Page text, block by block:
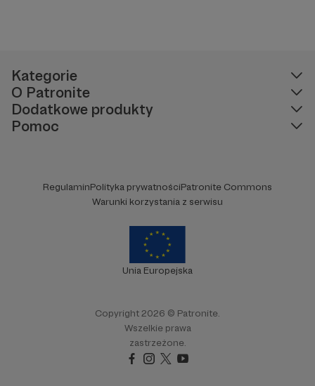
Kategorie
O Patronite
Dodatkowe produkty
Pomoc
RegulaminPolityka prywatnościPatronite Commons
Warunki korzystania z serwisu
Unia Europejska
Copyright 2026 © Patronite.
Wszelkie prawa
zastrzeżone.